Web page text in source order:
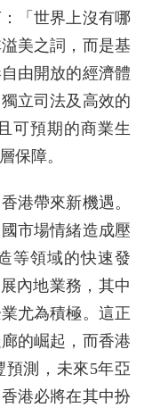
「世界上沒有哪
美之詞，而是基
由開放的經濟體
立司法及高效的
可預期的商業生
保障。
港帶來新機遇。
市場情緒造成壓
等領域的快速發
內地業務，其中
尤為積極。這正
的崛起，而香港
測，未來5年亞
港必將在其中扮